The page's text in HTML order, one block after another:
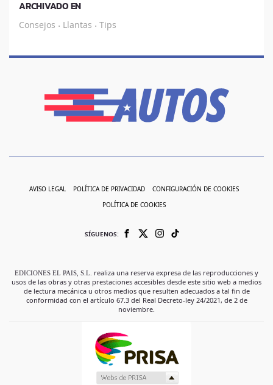
ARCHIVADO EN
Consejos · Llantas · Tips
AVISO LEGAL POLÍTICA DE PRIVACIDAD CONFIGURACIÓN DE COOKIES
POLÍTICA DE COOKIES
SÍGUENOS:
EDICIONES EL PAIS, S.L.
realiza una reserva expresa de las reproducciones y
usos de las obras y otras prestaciones accesibles desde este sitio web a medios
de lectura mecánica u otros medios que resulten adecuados a tal fin de
conformidad con el artículo 67.3 del Real Decreto-ley 24/2021, de 2 de
noviembre.